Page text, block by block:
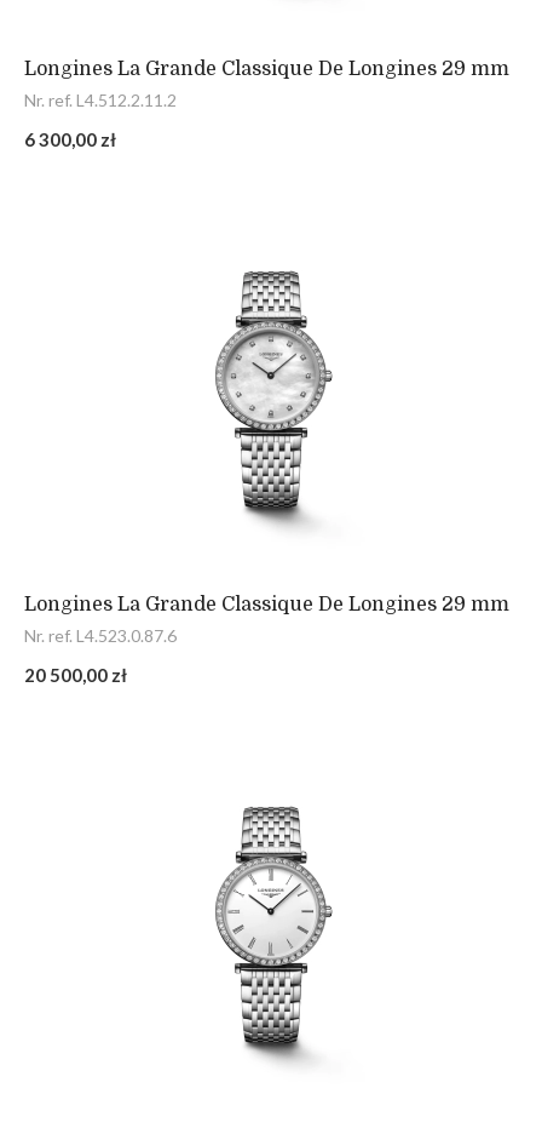
Longines La Grande Classique De Longines 29 mm
Nr. ref. L4.512.2.11.2
6 300,00 zł
Longines La Grande Classique De Longines 29 mm
Nr. ref. L4.523.0.87.6
20 500,00 zł